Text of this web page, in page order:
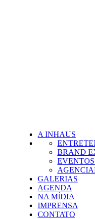
A INHAUS
BRAND
GALERIAS
AGENDA
NA MÍDIA
IMPRENSA
CONTATO